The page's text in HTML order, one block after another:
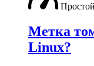
Простой
Метка
Linux?